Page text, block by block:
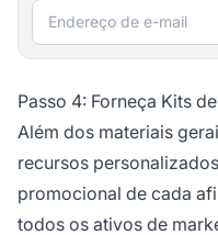
Endereço de e-mail
Passo 4: Forneça Kits
Além dos materiais
recursos personalizados
promocional de cada
todos os ativos de